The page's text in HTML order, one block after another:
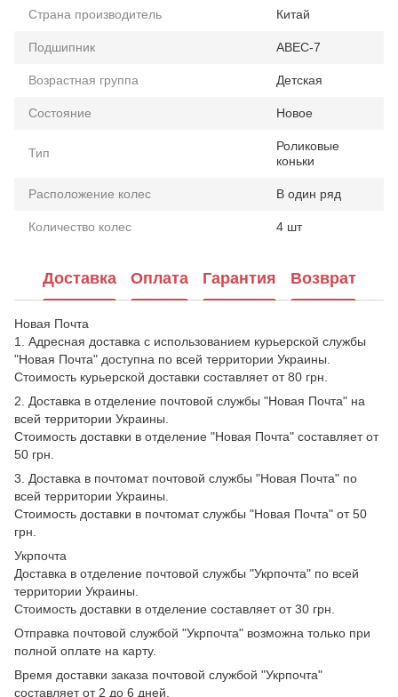
Страна производитель Китай
Подшипник ABEC-7
Возрастная группа Детская
Состояние Новое
Тип
Роликовые
коньки
Расположение колес В один ряд
Количество колес 4 шт
Доставка Оплата Гарантия Возврат
Новая Почта
1. Адресная доставка с использованием курьерской службы
"Новая Почта" доступна по всей территории Украины.
Стоимость курьерской доставки составляет от 80 грн.
2. Доставка в отделение почтовой службы "Новая Почта" на
всей территории Украины.
Стоимость доставки в отделение "Новая Почта" составляет от
50 грн.
3. Доставка в почтомат почтовой службы "Новая Почта" по
всей территории Украины.
Стоимость доставки в почтомат службы "Новая Почта" от 50
грн.
Укрпочта
Доставка в отделение почтовой службы "Укрпочта" по всей
территории Украины.
Стоимость доставки в отделение составляет от 30 грн.
Отправка почтовой службой "Укрпочта" возможна только при
полной оплате на карту.
Время доставки заказа почтовой службой "Укрпочта"
составляет от 2 до 6 дней.